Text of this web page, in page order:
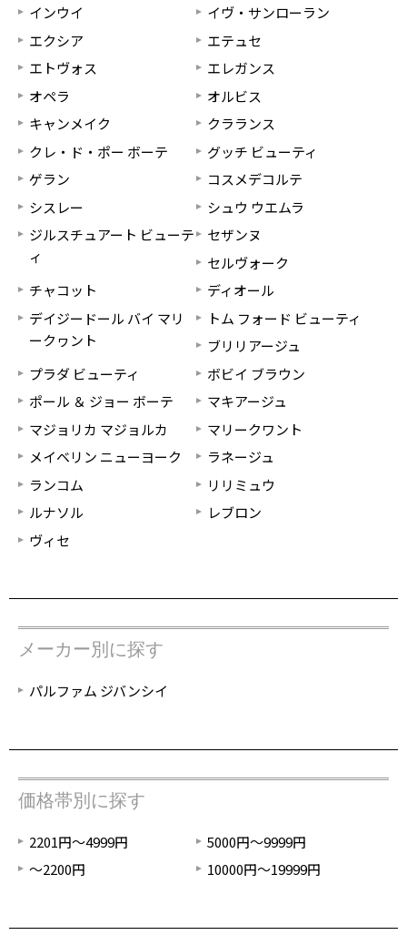
インウイ
イヴ・サンローラン
エクシア
エテュセ
エトヴォス
エレガンス
オペラ
オルビス
キャンメイク
クラランス
クレ・ド・ポー ボーテ
グッチ ビューティ
ゲラン
コスメデコルテ
シスレー
シュウ ウエムラ
ジルスチュアート ビューテ
ィ
セザンヌ
セルヴォーク
チャコット
ディオール
デイジードール バイ マリ
ークヮント
トム フォード ビューティ
ブリリアージュ
プラダ ビューティ
ボビイ ブラウン
ポール ＆ ジョー ボーテ
マキアージュ
マジョリカ マジョルカ
マリークワント
メイベリン ニューヨーク
ラネージュ
ランコム
リリミュウ
ルナソル
レブロン
ヴィセ
メーカー別に探す
パルファム ジバンシイ
価格帯別に探す
2201円～4999円
5000円～9999円
～2200円
10000円～19999円